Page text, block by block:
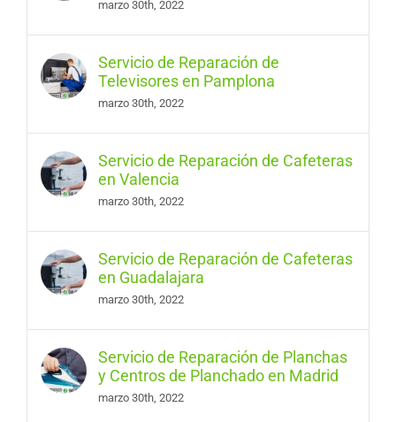
marzo 30th, 2022
Servicio de Reparación de
Televisores en Pamplona
marzo 30th, 2022
Servicio de Reparación de Cafeteras
en Valencia
marzo 30th, 2022
Servicio de Reparación de Cafeteras
en Guadalajara
marzo 30th, 2022
Servicio de Reparación de Planchas
y Centros de Planchado en Madrid
marzo 30th, 2022